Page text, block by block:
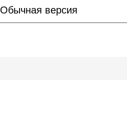
Обычная версия